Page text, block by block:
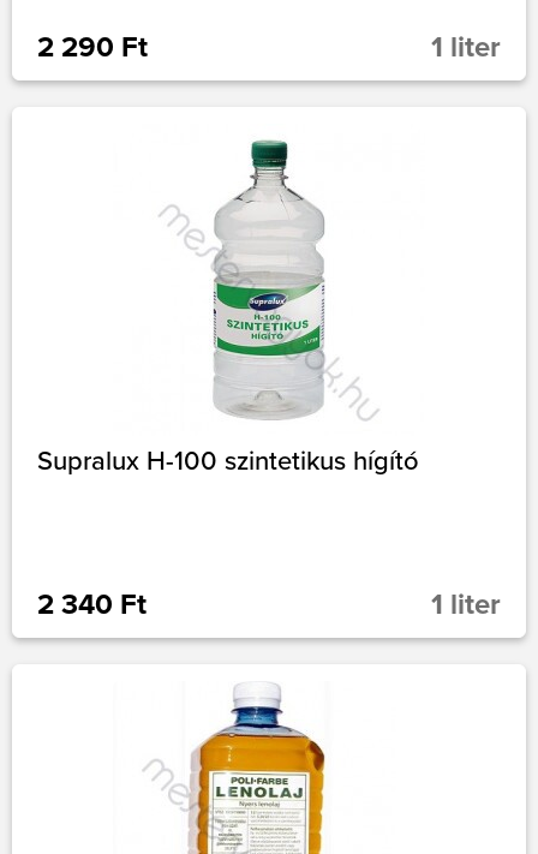
2 290 Ft 1 liter
Supralux H-100 szintetikus hígító
2 340 Ft 1 liter